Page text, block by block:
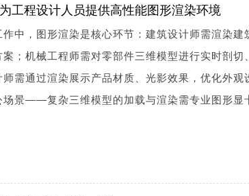
工程设计人员提供高性能图形渲染环境
中，图形渲染是核心环节：建筑设计师需渲染建
；机械工程师需对零部件三维模型进行实时剖切
师需通过渲染展示产品材质、光影效果，优化外观
场景——复杂三维模型的加载与渲染需专业图形显